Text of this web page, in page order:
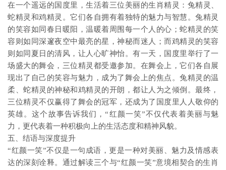
在一个遥远的国度里，生活着三位美丽的生肖精灵：兔精灵、
蛇精灵和鸡精灵。它们各自拥有着独特的魅力与智慧。兔精灵
的笑容如同春日暖阳，温暖着周围每一个人的心；蛇精灵的笑
容则如同深邃夜空中最亮的星，神秘而迷人；而鸡精灵的笑容
则如同夏日的清风，让人心旷神怡。有一天，国度里举行了一
场盛大的舞会，三位精灵都受邀参加。在舞会上，它们各自展
现出了自己的笑容与魅力，成为了舞会上的焦点。兔精灵的温
柔、蛇精灵的神秘和鸡精灵的开朗，都让人为之倾倒。最终，
三位精灵不仅赢得了舞会的冠军，还成为了国度里人人敬仰的
英雄。这个故事告诉我们，“红颜一笑”不仅代表着美丽与魅
力，更代表着一种积极向上的生活态度和精神风貌。
五、结语与深度提升
“红颜一笑”不仅是一句成语，更是一种对美丽、魅力及情感表
达的深刻诠释。通过解读三个与“红颜一笑”意境相契合的生肖